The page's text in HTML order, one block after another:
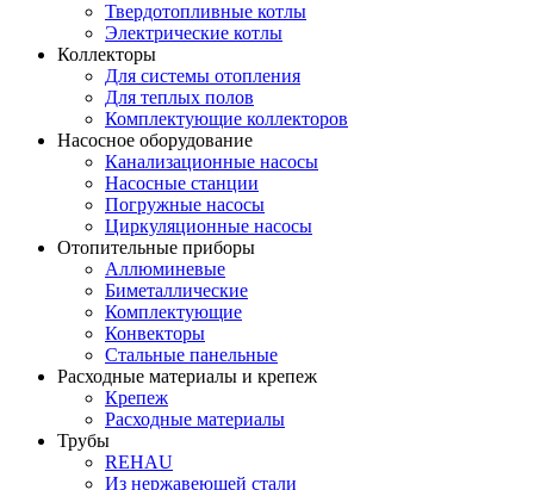
Твердотопливные котлы
Электрические котлы
Коллекторы
Для системы отопления
Для теплых полов
Комплектующие коллекторов
Насосное оборудование
Канализационные насосы
Насосные станции
Погружные насосы
Циркуляционные насосы
Отопительные приборы
Аллюминевые
Биметаллические
Комплектующие
Конвекторы
Стальные панельные
Расходные материалы и крепеж
Крепеж
Расходные материалы
Трубы
REHAU
Из нержавеющей стали